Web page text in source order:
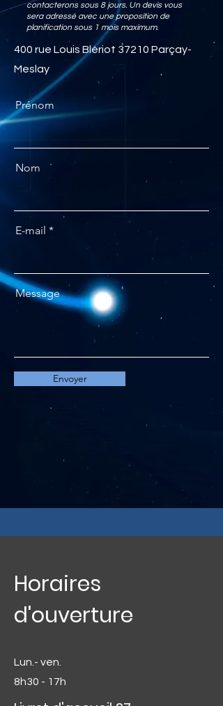
contacteronssous 8 jours. Un devis vous
sera adressé avec une proposition de
planification sous 1 mois maximum.
400 rue Louis Blériot 37210 Parçay-
Meslay
Prénom
Nom
E-mail
Message
Envoyer
Horaires
d'ouverture
Lun.- ven.
8h30 - 17h